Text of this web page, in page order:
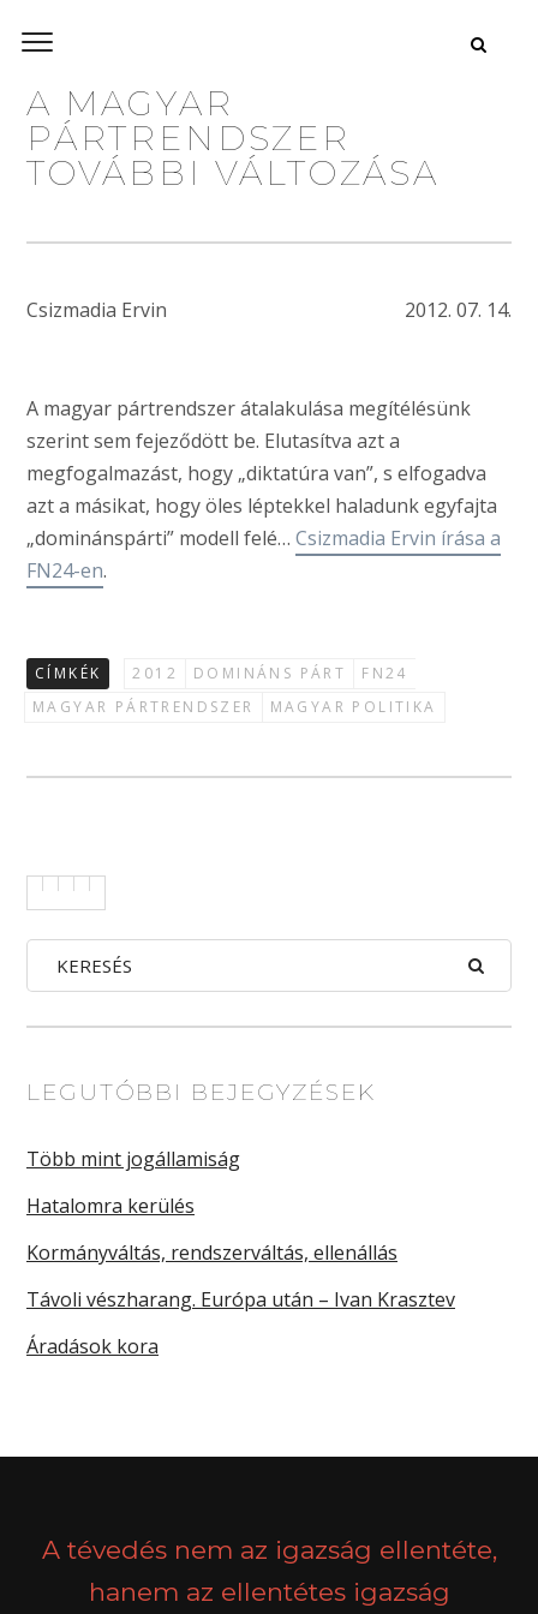
A MAGYAR
PÁRTRENDSZER
TOVÁBBI VÁLTOZÁSA
Csizmadia Ervin 2012. 07. 14.
A magyar pártrendszer átalakulása megítélésünk
szerint sem fejeződött be. Elutasítva azt a
megfogalmazást, hogy „diktatúra van”, s elfogadva
azt a másikat, hogy öles léptekkel haladunk egyfajta
„dominánspárti” modell felé… Csizmadia Ervin írása a
FN24-en.
CÍMKÉK 2012 DOMINÁNS PÁRT
FN24
MAGYAR PÁRTRENDSZER
MAGYAR POLITIKA
LEGUTÓBBI BEJEGYZÉSEK
Több mint jogállamiság
Hatalomra kerülés
Kormányváltás, rendszerváltás, ellenállás
Távoli vészharang. Európa után – Ivan Krasztev
Áradások kora
A tévedés nem az igazság ellentéte,
hanem az ellentétes igazság